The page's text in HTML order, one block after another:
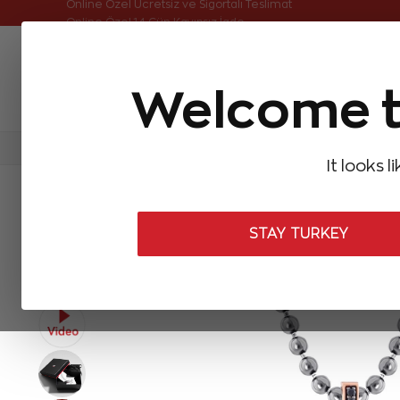
Welcome
It looks
STAY TURKEY
Online Özel Ücretsiz ve Sigortalı Teslimat
Aynı Gün Kargo Çok Satanlar